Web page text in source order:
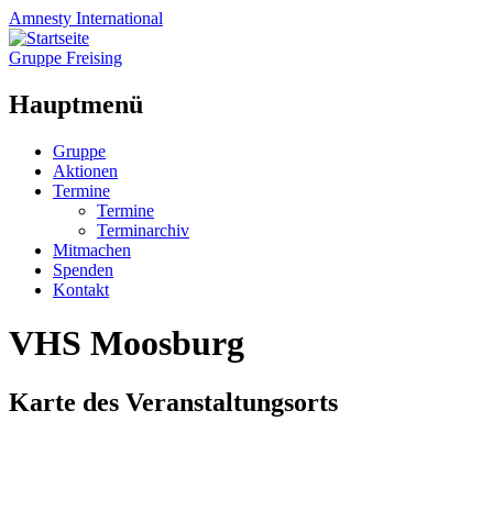
Amnesty International
Gruppe Freising
Hauptmenü
Zum
Inhalt
springen
Gruppe
Aktionen
Termine
Termine
Terminarchiv
Mitmachen
Spenden
Kontakt
VHS Moosburg
Karte des Veranstaltungsorts